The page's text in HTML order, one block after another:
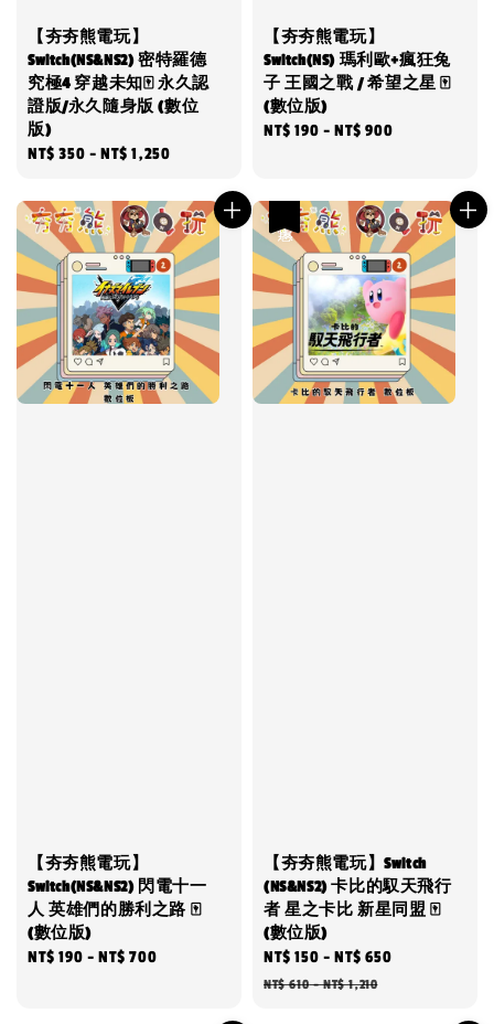
【夯夯熊電玩】
Switch(NS&NS2) 密特羅德
究極4 穿越未知🀄 永久認
證版/永久隨身版 (數位
版)
Regular
NT$ 350 -NT$ 1,250
【夯夯熊電玩】
Switch(NS) 瑪利歐+瘋狂兔
子 王國之戰 / 希望之星 🀄
(數位版)
Regular
NT$ 190 -NT$ 900
【夯夯熊電玩】
Switch(NS&NS2) 閃電十一
人 英雄們的勝利之路 🀄
(數位版)
Regular
NT$ 190 -NT$ 700
【夯夯熊電玩】Switch
(NS&NS2) 卡比的馭天飛行
者 星之卡比 新星同盟 🀄
(數位版)
Sale
price
NT$ 150 -NT$ 650
NT$ 610-NT$ 1,210